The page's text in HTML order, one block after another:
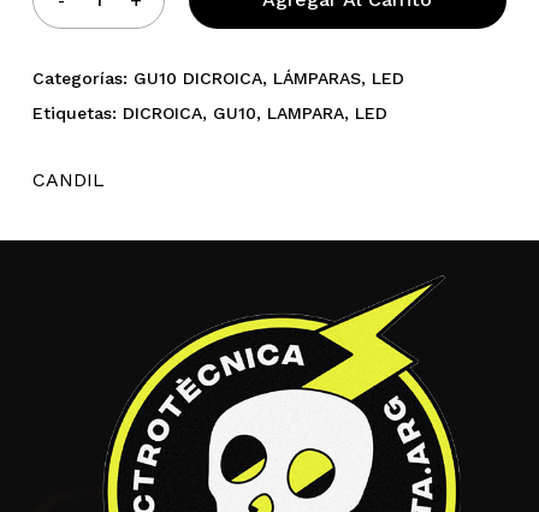
Categorías: GU10 DICROICA, LÁMPARAS, LED
Etiquetas: DICROICA, GU10, LAMPARA, LED
CANDIL